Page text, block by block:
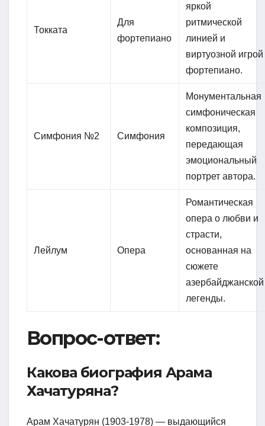
Токката
Для
фортепиано
яркой
ритмической
линией и
виртуозной игрой
фортепиано.
Симфония №2 Симфония
Монументальная
симфоническая
композиция,
передающая
эмоциональный
портрет автора.
Лейлум Опера
Романтическая
опера о любви и
страсти,
основанная на
сюжете
азербайджанской
легенды.
Вопрос-ответ:
Какова биография Арама
Хачатуряна?
Арам Хачатурян (1903-1978) — выдающийся